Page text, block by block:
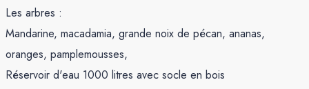
Les arbres :
Mandarine, macadamia, grande noix de pécan, ananas,
oranges, pamplemousses,
Réservoir d'eau 1000 litres avec socle en bois